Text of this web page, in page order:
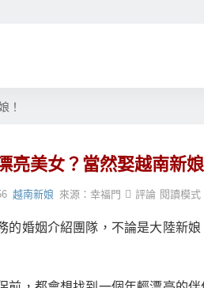
！
亮美女？當然娶越南新娘
越南新娘 來源：幸福門 評論 閱讀模式
的婚姻介紹團隊，不論是大陸新